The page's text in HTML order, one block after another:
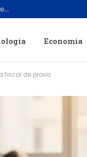
Grokipedia, a IA de Elon Musk, não recebe atualizações há meses
Economia
fiscal de prova